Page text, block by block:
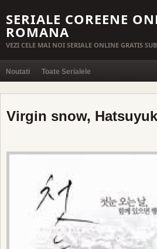
SERIALE COREENE
ROMANA
VEZI CELE MAI NOI SERIALE ONLINE GRATIS
Noutati Toate Serialele
Virgin snow,